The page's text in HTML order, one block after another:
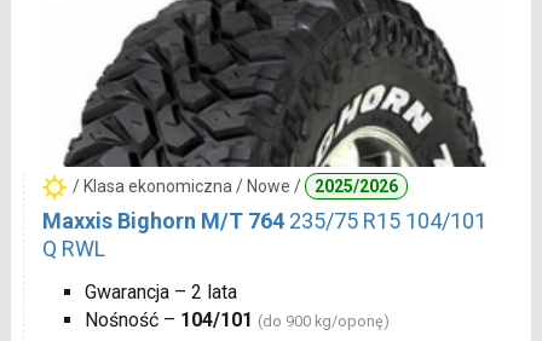
/ Klasa ekonomiczna / Nowe / 2025/2026
Maxxis Bighorn M/T 764 235/75 R15 104/101
Q RWL
Gwarancja – 2 lata
Nośność – 104/101 (do 900 kg/oponę)